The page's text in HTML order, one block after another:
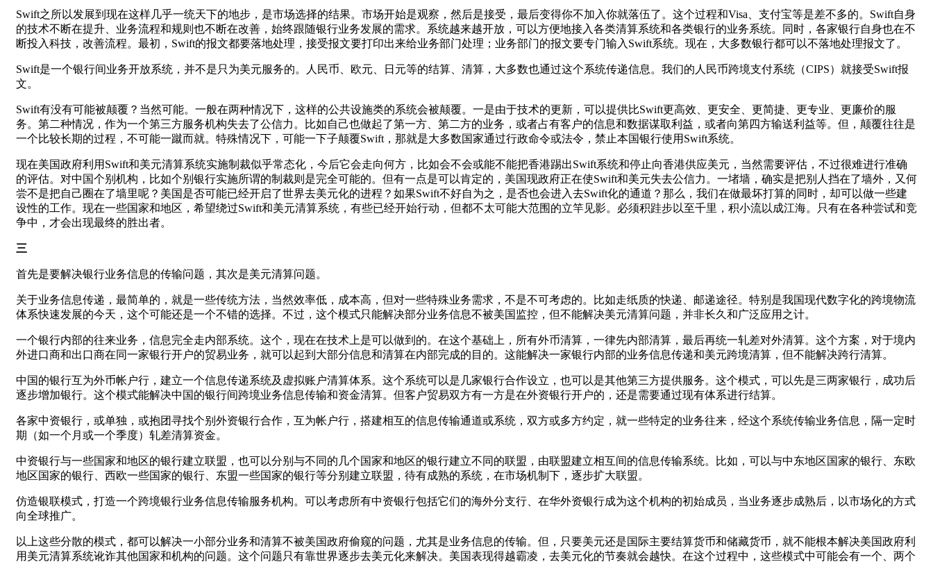
Swift之所以发展到现在这样几乎一统天下的地步，是市场选择的结果。市场开始是观察，然后是接受，最后变得你不加入你就落伍了。这个过程和Visa、支付宝等是差不多的。Swift自身
的技术不断在提升、业务流程和规则也不断在改善，始终跟随银行业务发展的需求。系统越来越开放，可以方便地接入各类清算系统和各类银行的业务系统。同时，各家银行自身也在不
断投入科技，改善流程。最初，Swift的报文都要落地处理，接受报文要打印出来给业务部门处理；业务部门的报文要专门输入Swift系统。现在，大多数银行都可以不落地处理报文了。
Swift是一个银行间业务开放系统，并不是只为美元服务的。人民币、欧元、日元等的结算、清算，大多数也通过这个系统传递信息。我们的人民币跨境支付系统（CIPS）就接受Swift报
文。
Swift有没有可能被颠覆？当然可能。一般在两种情况下，这样的公共设施类的系统会被颠覆。一是由于技术的更新，可以提供比Swift更高效、更安全、更简捷、更专业、更廉价的服
务。第二种情况，作为一个第三方服务机构失去了公信力。比如自己也做起了第一方、第二方的业务，或者占有客户的信息和数据谋取利益，或者向第四方输送利益等。但，颠覆往往是
一个比较长期的过程，不可能一蹴而就。特殊情况下，可能一下子颠覆Swift，那就是大多数国家通过行政命令或法令，禁止本国银行使用Swift系统。
现在美国政府利用Swift和美元清算系统实施制裁似乎常态化，今后它会走向何方，比如会不会或能不能把香港踢出Swift系统和停止向香港供应美元，当然需要评估，不过很难进行准确
的评估。对中国个别机构，比如个别银行实施所谓的制裁则是完全可能的。但有一点是可以肯定的，美国现政府正在使Swift和美元失去公信力。一堵墙，确实是把别人挡在了墙外，又何
尝不是把自己圈在了墙里呢？美国是否可能已经开启了世界去美元化的进程？如果Swift不好自为之，是否也会进入去Swift化的通道？那么，我们在做最坏打算的同时，却可以做一些建
设性的工作。现在一些国家和地区，希望绕过Swift和美元清算系统，有些已经开始行动，但都不太可能大范围的立竿见影。必须积跬步以至千里，积小流以成江海。只有在各种尝试和竞
争中，才会出现最终的胜出者。
三
首先是要解决银行业务信息的传输问题，其次是美元清算问题。
关于业务信息传递，最简单的，就是一些传统方法，当然效率低，成本高，但对一些特殊业务需求，不是不可考虑的。比如走纸质的快递、邮递途径。特别是我国现代数字化的跨境物流
体系快速发展的今天，这个可能还是一个不错的选择。不过，这个模式只能解决部分业务信息不被美国监控，但不能解决美元清算问题，并非长久和广泛应用之计。
一个银行内部的往来业务，信息完全走内部系统。这个，现在在技术上是可以做到的。在这个基础上，所有外币清算，一律先内部清算，最后再统一轧差对外清算。这个方案，对于境内
外进口商和出口商在同一家银行开户的贸易业务，就可以起到大部分信息和清算在内部完成的目的。这能解决一家银行内部的业务信息传递和美元跨境清算，但不能解决跨行清算。
中国的银行互为外币帐户行，建立一个信息传递系统及虚拟账户清算体系。这个系统可以是几家银行合作设立，也可以是其他第三方提供服务。这个模式，可以先是三两家银行，成功后
逐步增加银行。这个模式能解决中国的银行间跨境业务信息传输和资金清算。但客户贸易双方有一方是在外资银行开户的，还是需要通过现有体系进行结算。
各家中资银行，或单独，或抱团寻找个别外资银行合作，互为帐户行，搭建相互的信息传输通道或系统，双方或多方约定，就一些特定的业务往来，经这个系统传输业务信息，隔一定时
期（如一个月或一个季度）轧差清算资金。
中资银行与一些国家和地区的银行建立联盟，也可以分别与不同的几个国家和地区的银行建立不同的联盟，由联盟建立相互间的信息传输系统。比如，可以与中东地区国家的银行、东欧
地区国家的银行、西欧一些国家的银行、东盟一些国家的银行等分别建立联盟，待有成熟的系统，在市场机制下，逐步扩大联盟。
仿造银联模式，打造一个跨境银行业务信息传输服务机构。可以考虑所有中资银行包括它们的海外分支行、在华外资银行成为这个机构的初始成员，当业务逐步成熟后，以市场化的方式
向全球推广。
以上这些分散的模式，都可以解决一小部分业务和清算不被美国政府偷窥的问题，尤其是业务信息的传输。但，只要美元还是国际主要结算货币和储藏货币，就不能根本解决美国政府利
用美元清算系统讹诈其他国家和机构的问题。这个问题只有靠世界逐步去美元化来解决。美国表现得越霸凌，去美元化的节奏就会越快。在这个过程中，这些模式中可能会有一个、两个